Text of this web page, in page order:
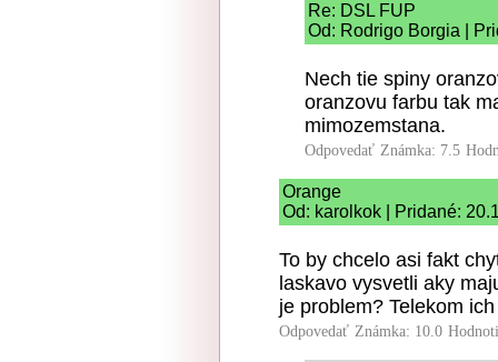
Re: DSL FUP
Od: Rodrigo Borgia |
Nech tie spiny
oranzovu farbu tak
mimozemstana.
Odpovedať Známka: 7.5
Orange
Od: karolkok | Pridané:
To by chcelo asi fakt
laskavo vysvetli aky
je problem? Telekom
Odpovedať Známka: 10.0